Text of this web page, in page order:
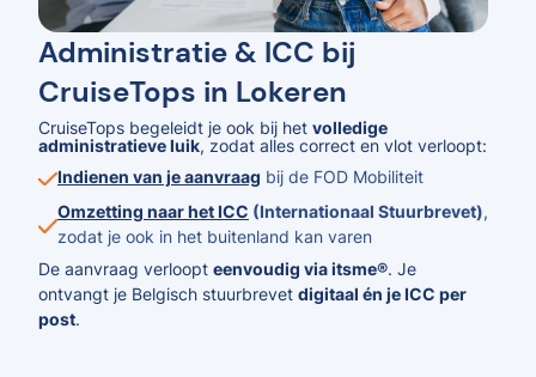
Administratie & ICC bij
CruiseTops in Lokeren
CruiseTops begeleidt je ook bij het volledige
administratieve luik, zodat alles correct en vlot verloopt:
Indienen van je aanvraag bij de FOD Mobiliteit
Omzetting naar het ICC (Internationaal Stuurbrevet),
zodat je ook in het buitenland kan varen
De aanvraag verloopt eenvoudig via itsme®. Je
ontvangt je Belgisch stuurbrevet digitaal én je ICC per
post.